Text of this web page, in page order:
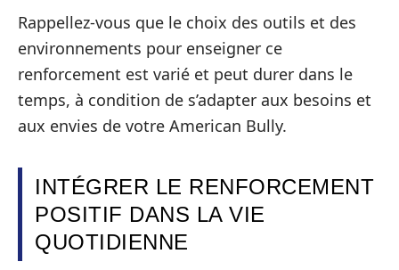
Rappellez-vous que le choix des outils et des
environnements pour enseigner ce
renforcement est varié et peut durer dans le
temps, à condition de s’adapter aux besoins et
aux envies de votre American Bully.
INTÉGRER LE RENFORCEMENT
POSITIF DANS LA VIE
QUOTIDIENNE